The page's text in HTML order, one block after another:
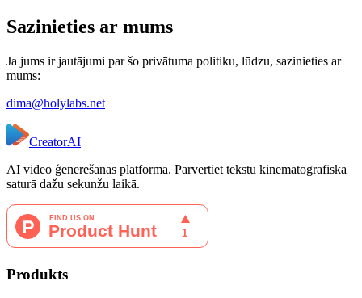
Sazinieties ar mums
Ja jums ir jautājumi par šo privātuma politiku, lūdzu, sazinieties ar
mums:
dima@holylabs.net
CreatorAI
AI video ģenerēšanas platforma. Pārvērtiet tekstu kinematogrāfiskā
saturā dažu sekunžu laikā.
Produkts